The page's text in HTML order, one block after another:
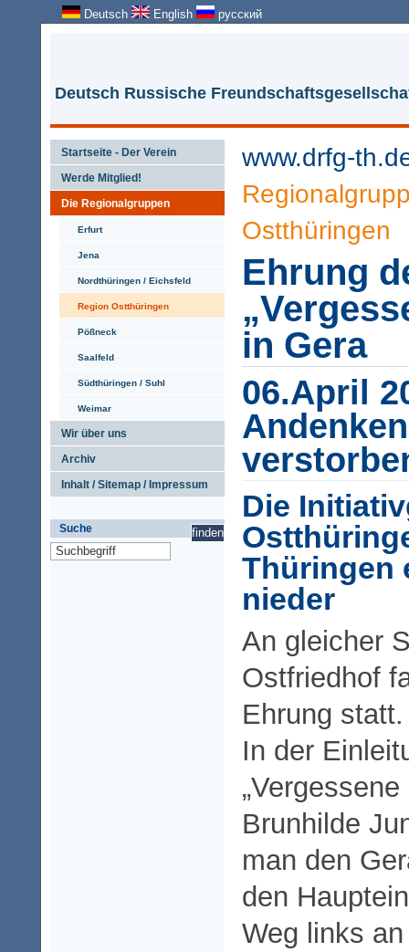
Deutsch English русский
Deutsch Russische
Startseite - Der Verein
Werde Mitglied!
Die Regionalgruppen
Erfurt
Jena
Nordthüringen / Eichsfeld
Region Ostthüringen
Pößneck
Saalfeld
Südthüringen / Suhl
Weimar
Wir über uns
Archiv
Inhalt / Sitemap / Impressum
Suche
www.drfg-
Ostthüringen
Ehrung
in Gera
06.April
Die
Thüringen
nieder
An gleicher
Ostfriedhof
Ehrung statt.
In der
Brunhilde
man den
den
Weg links